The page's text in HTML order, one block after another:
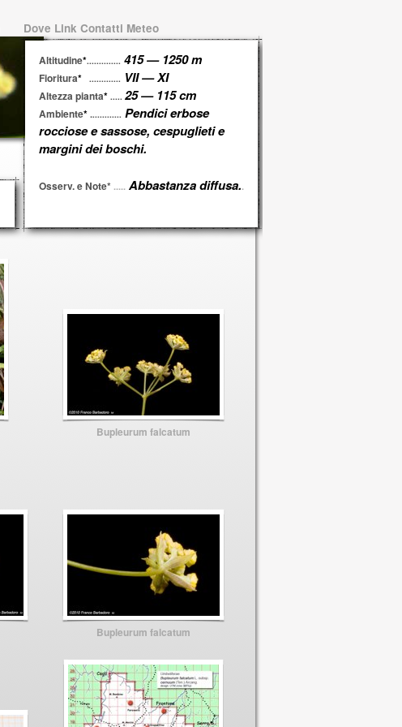
Dove Link Contatti Meteo
Bupleurum falcatum
Bupleurum falcatum
Altitudine*.............. 415 — 1250 m
Fioritura* ............. VII — XI
Altezza pianta* ..... 25 — 115 cm
Ambiente* ............. Pendici erbose
rocciose e sassose, cespuglieti e
margini dei boschi.
Osserv. e Note* ..... Abbastanza diffusa..